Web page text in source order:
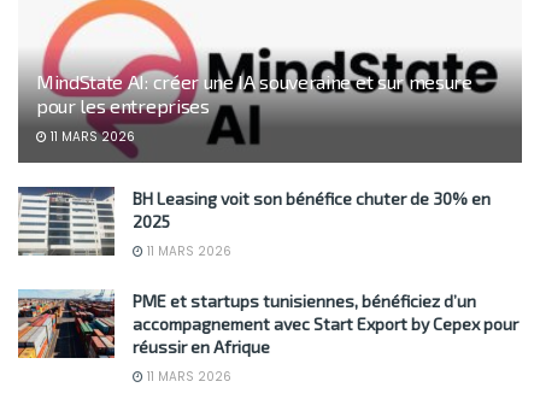
MindState AI: créer une IA souveraine et sur mesure
pour les entreprises
11 MARS 2026
BH Leasing voit son bénéfice chuter de 30% en
2025
11 MARS 2026
PME et startups tunisiennes, bénéficiez d’un
accompagnement avec Start Export by Cepex pour
réussir en Afrique
11 MARS 2026